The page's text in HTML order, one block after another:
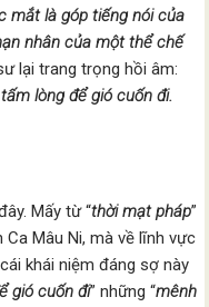
mắt là góp tiếng nói của
nhân của một thể chế
lại trang trọng hồi âm:
lòng để gió cuốn đi.
Mấy từ “thời mạt pháp”
Mâu Ni, mà về lĩnh vực
khái niệm đáng sợ này
gió cuốn đi” những “mênh